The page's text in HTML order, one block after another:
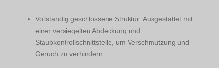
Vollständig geschlossene Struktur: Ausgestattet mit
einer versiegelten Abdeckung und
Staubkontrollschnittstelle, um Verschmutzung und
Geruch zu verhindern.